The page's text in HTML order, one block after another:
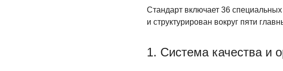
Стандарт включает 36
и структурирован вокруг пяти
1. Система качества и